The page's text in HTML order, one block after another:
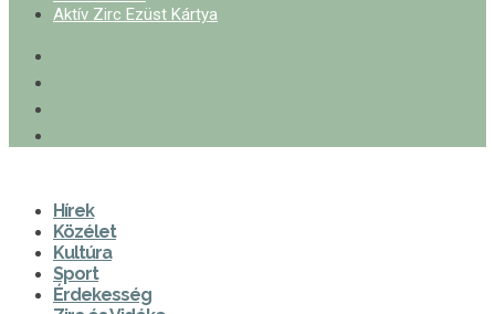
Aktív Zirc Ezüst Kártya
Hírek
Közélet
Kultúra
Sport
Érdekesség